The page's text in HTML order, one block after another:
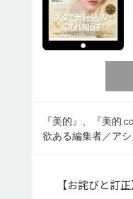
『美的』、『美的
欲ある編集者／ア
【お詫びと訂正